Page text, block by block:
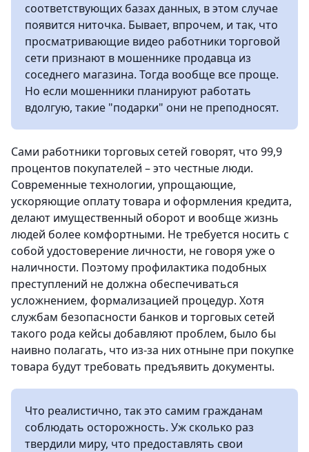
соответствующих базах данных, в этом случае
появится ниточка. Бывает, впрочем, и так, что
просматривающие видео работники торговой
сети признают в мошеннике продавца из
соседнего магазина. Тогда вообще все проще.
Но если мошенники планируют работать
вдолгую, такие "подарки" они не преподносят.
Сами работники торговых сетей говорят, что 99,9
процентов покупателей – это честные люди.
Современные технологии, упрощающие,
ускоряющие оплату товара и оформления кредита,
делают имущественный оборот и вообще жизнь
людей более комфортными. Не требуется носить с
собой удостоверение личности, не говоря уже о
наличности. Поэтому профилактика подобных
преступлений не должна обеспечиваться
усложнением, формализацией процедур. Хотя
службам безопасности банков и торговых сетей
такого рода кейсы добавляют проблем, было бы
наивно полагать, что из-за них отныне при покупке
товара будут требовать предъявить документы.
Что реалистично, так это самим гражданам
соблюдать осторожность. Уж сколько раз
твердили миру, что предоставлять свои